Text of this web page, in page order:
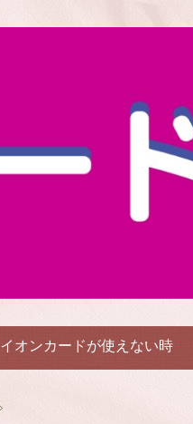
イオンカードが使えない時